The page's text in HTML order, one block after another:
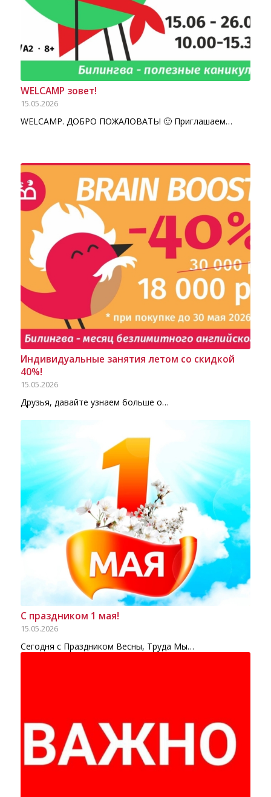
WELCAMP зовет!
15.05.2026
WELCAMP. ДОБРО ПОЖАЛОВАТЬ! 🙂 Приглашаем…
Индивидуальные занятия летом со скидкой
40%!
15.05.2026
Друзья, давайте узнаем больше о…
С праздником 1 мая!
15.05.2026
Сегодня с Праздником Весны, Труда Мы…